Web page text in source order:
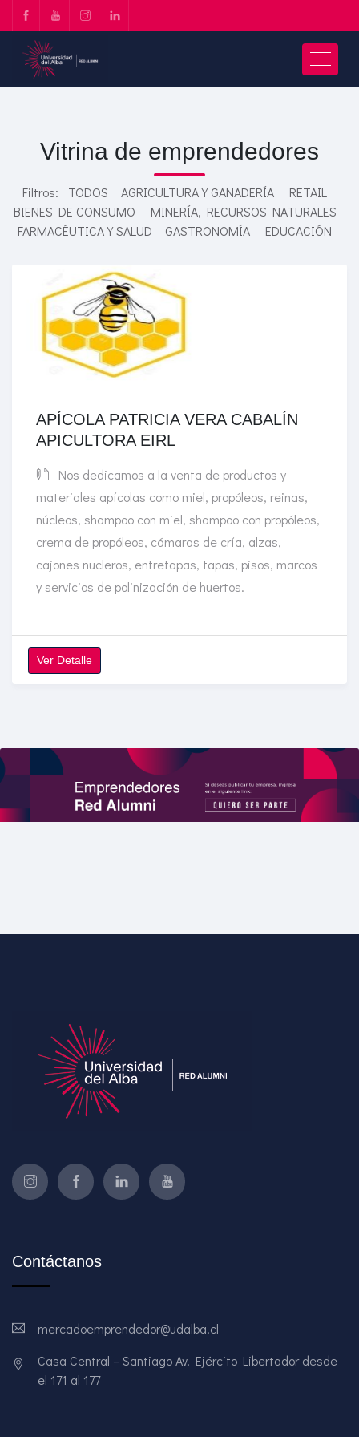
Vitrina de emprendedores
Filtros: TODOS AGRICULTURA Y GANADERÍA
RETAIL
BIENES DE CONSUMO
MINERÍA, RECURSOS NATURALES
FARMACÉUTICA Y SALUD
GASTRONOMÍA EDUCACIÓN
APÍCOLA PATRICIA VERA CABALÍN
APICULTORA EIRL
Nos dedicamos a la venta de productos y
materiales apícolas como miel, propóleos, reinas,
núcleos, shampoo con miel, shampoo con propóleos,
crema de propóleos, cámaras de cría, alzas,
cajones nucleros, entretapas, tapas, pisos, marcos
y servicios de polinización de huertos.
Ver Detalle
Contáctanos
mercadoemprendedor@udalba.cl
Casa Central – Santiago Av. Ejército Libertador desde
el 171 al 177